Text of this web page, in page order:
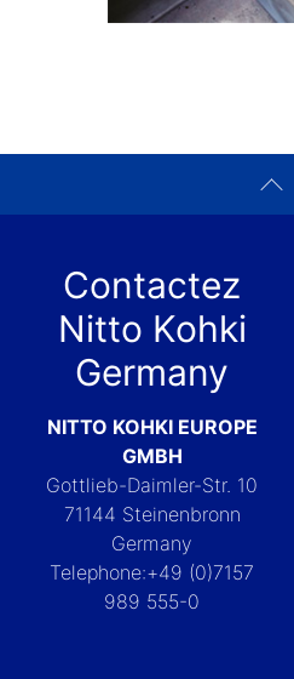
Contactez
Nitto Kohki
Germany
NITTO KOHKI EUROPE
GMBH
Gottlieb-Daimler-Str. 10
71144 Steinenbronn
Germany
Telephone:+49 (0)7157
989 555-0